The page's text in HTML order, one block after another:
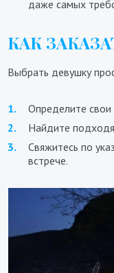
даже самых
КАК
Выбрать девушку
Определите свои
Найдите
Свяжитесь по
встрече.